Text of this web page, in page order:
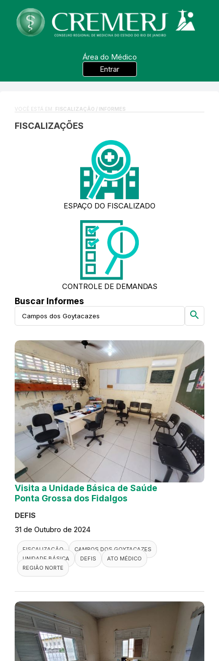
Área do Médico
Entrar
VOCÊ ESTÁ EM: FISCALIZAÇÃO / INFORMES
FISCALIZAÇÕES
ESPAÇO DO FISCALIZADO
CONTROLE DE DEMANDAS
Buscar Informes
search
Visita a Unidade Básica de Saúde
Ponta Grossa dos Fidalgos
DEFIS
31 de Outubro de 2024
FISCALIZAÇÃO
CAMPOS DOS GOYTACAZES
UNIDADE BÁSICA
DEFIS
ATO MÉDICO
REGIÃO NORTE